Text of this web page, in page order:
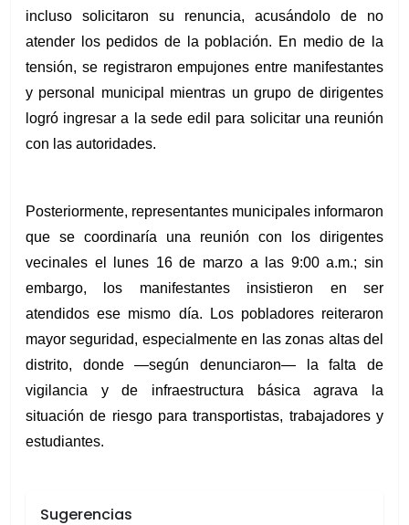
incluso solicitaron su renuncia, acusándolo de no
atender los pedidos de la población. En medio de la
tensión, se registraron empujones entre manifestantes
y personal municipal mientras un grupo de dirigentes
logró ingresar a la sede edil para solicitar una reunión
con las autoridades.
Posteriormente, representantes municipales informaron
que se coordinaría una reunión con los dirigentes
vecinales el lunes 16 de marzo a las 9:00 a.m.; sin
embargo, los manifestantes insistieron en ser
atendidos ese mismo día. Los pobladores reiteraron
mayor seguridad, especialmente en las zonas altas del
distrito, donde —según denunciaron— la falta de
vigilancia y de infraestructura básica agrava la
situación de riesgo para transportistas, trabajadores y
estudiantes.
Sugerencias